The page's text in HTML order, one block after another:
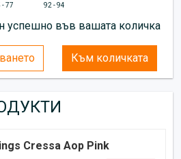
- 77 92 - 94
успешно във вашата количка
Към количката
Cressa Aop Pink